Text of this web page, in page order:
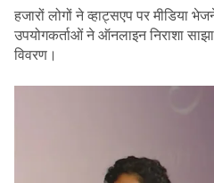
हजारों लोगों ने व्हाट्सएप पर मीडिया
उपयोगकर्ताओं ने ऑनलाइन निराशा
विवरण।